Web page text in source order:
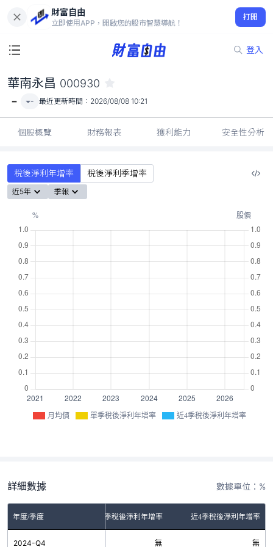
財富自由
立即使用APP，開啟您的股市智慧導航！
打開
登入
-
華南永昌 000930
- - 最近更新時間： 2026/08/08 10:21
個股概覽 財務報表 獲利能力 安全性分析
稅後淨利年增率 稅後淨利季增率
近5年 季報
月均價 單季稅後淨利年增率 近4季稅後淨利年增率
詳細數據 數據單位：%
年度/季度 單季稅後淨利年增率 近4季稅後淨利年增率
2024-Q4 無 無